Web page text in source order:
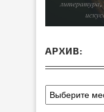
АРХИВ: